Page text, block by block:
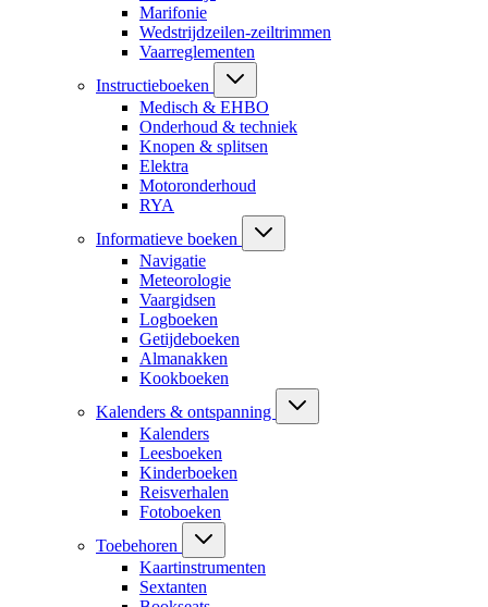
Marifonie
Wedstrijdzeilen-zeiltrimmen
Vaarreglementen
Instructieboeken
Medisch & EHBO
Onderhoud & techniek
Knopen & splitsen
Elektra
Motoronderhoud
RYA
Informatieve boeken
Navigatie
Meteorologie
Vaargidsen
Logboeken
Getijdeboeken
Almanakken
Kookboeken
Kalenders & ontspanning
Kalenders
Leesboeken
Kinderboeken
Reisverhalen
Fotoboeken
Toebehoren
Kaartinstrumenten
Sextanten